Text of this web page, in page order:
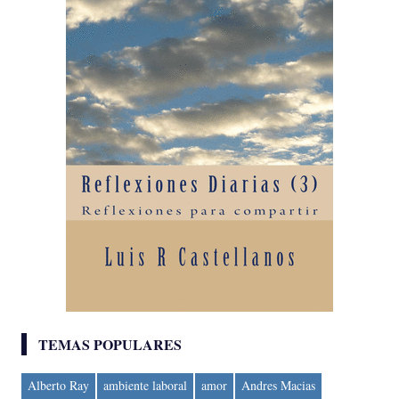
TEMAS POPULARES
Alberto Ray ambiente laboral amor Andres Macias